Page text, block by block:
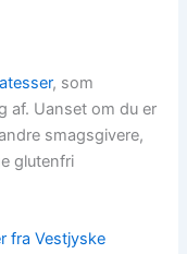
, som
af. Uanset om du er
smagsgivere,
glutenfri
fra Vestjyske